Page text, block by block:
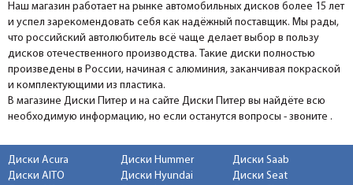
Наш магазин работает на рынке автомобильных дисков более 15 лет
и успел зарекомендовать себя как надёжный поставщик. Мы рады,
что российский автолюбитель всё чаще делает выбор в пользу
дисков отечественного производства. Такие диски полностью
произведены в России, начиная с алюминия, заканчивая покраской
и комплектующими из пластика.
В магазине Диски Питер и на сайте Диски Питер вы найдёте всю
необходимую информацию, но если останутся вопросы - звоните .
Диски Acura
Диски AITO
Диски Hummer
Диски Hyundai
Диски Saab
Диски Seat